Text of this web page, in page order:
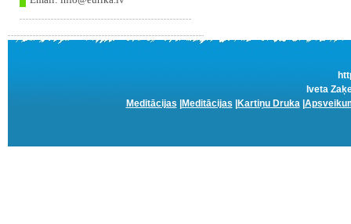
Iveta
Meditācijas
Meditācijas Kartiņu Druka|